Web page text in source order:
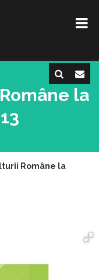
la
Române la